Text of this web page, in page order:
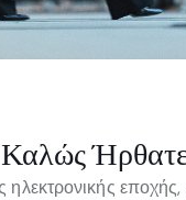
Καλώς
ηλεκτρονικής